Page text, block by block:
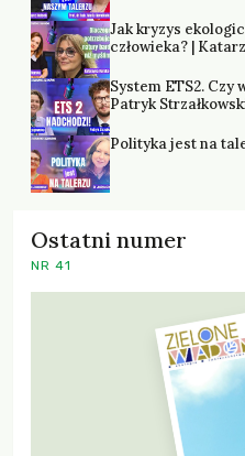
Jak kryzys
człowieka? |
System ETS2. Czy
Patryk
Polityka jest na
Ostatni numer
NR 41